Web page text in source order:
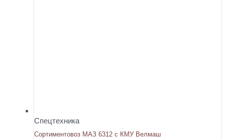
Спецтехника
Сортиментовоз МАЗ 6312 с КМУ Велмаш